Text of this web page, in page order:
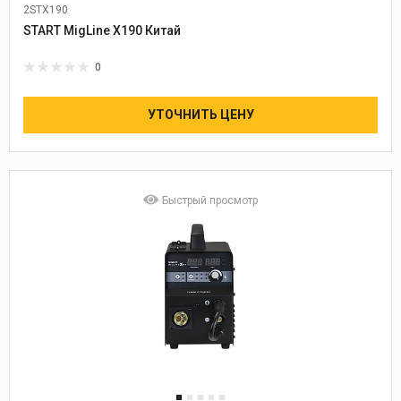
2STX190
START MigLine X190 Китай
0
УТОЧНИТЬ ЦЕНУ
Быстрый просмотр